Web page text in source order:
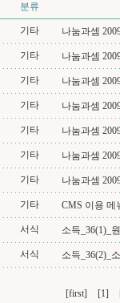
분류
기타 나눔과셈
기타 나눔과셈
기타 나눔과셈
기타 나눔과셈
기타 나눔과셈
기타 나눔과셈
기타 나눔과셈
기타 CMS 이용 메
서식 소득_36(1)_
서식 소득_36(2)_
[first] [1]